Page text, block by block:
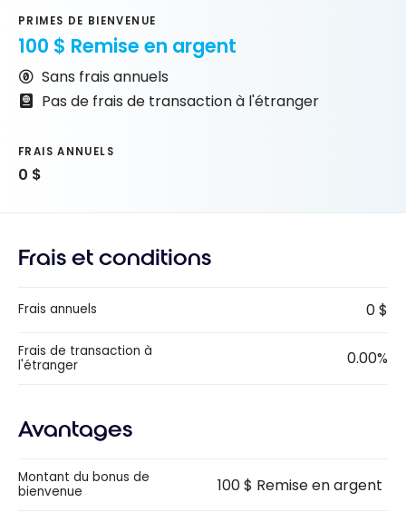
PRIMES DE BIENVENUE
100 $ Remise en argent
Sans frais annuels
Pas de frais de transaction à l'étranger
FRAIS ANNUELS
0 $
Frais et conditions
Frais annuels 0 $
Frais de transaction à
l'étranger
0.00%
Avantages
Montant du bonus de
bienvenue
100 $ Remise en argent